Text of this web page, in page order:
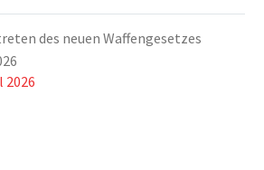
des neuen Waffengesetzes
2026